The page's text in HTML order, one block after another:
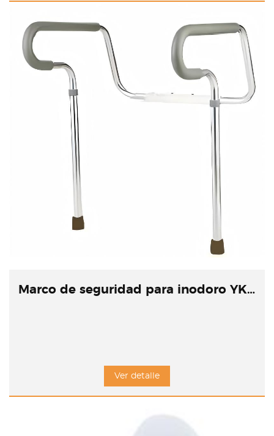
Marco de seguridad para inodoro YK-7211
Ver detalle